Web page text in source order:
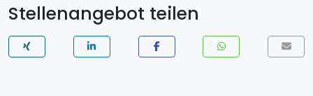
Stellenangebot teilen